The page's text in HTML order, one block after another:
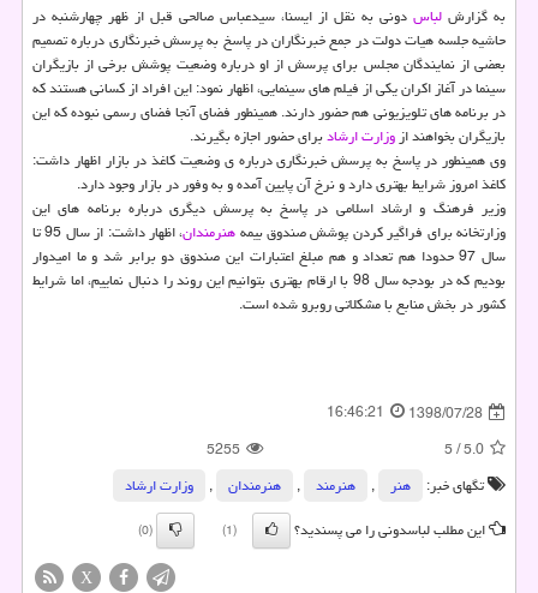
به گزارش لباس دونی به نقل از ایسنا، سیدعباس صالحی قبل از ظهر چهارشنبه در
حاشیه جلسه هیات دولت در جمع خبرنگاران در پاسخ به پرسش خبرنگاری درباره تصمیم
بعضی از نمایندگان مجلس برای پرسش از او درباره وضعیت پوشش برخی از بازیگران
سینما در آغاز اكران یكی از فیلم های سینمایی، اظهار نمود: این افراد از كسانی هستند كه
در برنامه های تلویزیونی هم حضور دارند. همینطور فضای آنجا فضای رسمی نبوده كه این
بازیگران بخواهند از وزارت ارشادبرای حضور اجازه بگیرند.
وی همینطور در پاسخ به پرسش خبرنگاری درباره ی وضعیت كاغذ در بازار اظهار داشت:
كاغذ امروز شرایط بهتری دارد و نرخ آن پایین آمده و به وفور در بازار وجود دارد.
وزیر فرهنگ و ارشاد اسلامی در پاسخ به پرسش دیگری درباره برنامه های این
وزارتخانه برای فراگیر كردن پوشش صندوق بیمههنرمندان
، اظهار داشت: از سال 95 تا
سال 97 حدودا هم تعداد و هم مبلغ اعتبارات این صندوق دو برابر شد و ما امیدوار
بودیم كه در بودجه سال 98 با ارقام بهتری بتوانیم این روند را دنبال نماییم، اما شرایط
كشور در بخش منابع با مشكلاتی روبرو شده است.
1398/07/28
16:46:21
5.0
/
5
5255
تگهای خبر:
هنر , هنرمند , هنرمندان ,
وزارت ارشاد
این مطلب لباسدونی را می پسندید؟
(1)
(0)
X